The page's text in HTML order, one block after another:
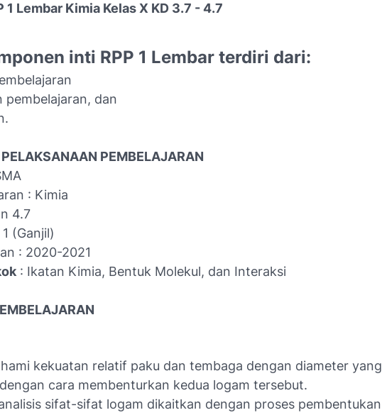
1 Lembar Kimia Kelas X KD 3.7 - 4.7
inti RPP 1 Lembar terdiri dari:
pembelajaran, dan
PEMBELAJARAN
: Kimia
4.7
(Ganjil)
: 2020-2021
: Ikatan Kimia, Bentuk Molekul, dan Interaksi
kekuatan relatif paku dan tembaga dengan diameter yang
cara membenturkan kedua logam tersebut.
sifat-sifat logam dikaitkan dengan proses pembentukan